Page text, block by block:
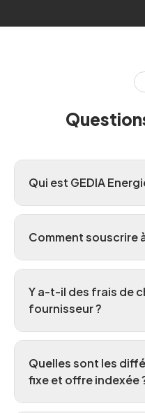
Qui est GEDIA
Comment souscrire
Y a-t-il des frais de
fournisseur ?
Quelles sont les
fixe et offre indexée